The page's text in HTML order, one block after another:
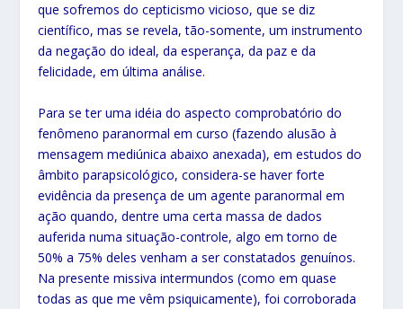
que sofremos do cepticismo vicioso, que se diz
científico, mas se revela, tão-somente, um instrumento
da negação do ideal, da esperança, da paz e da
felicidade, em última análise.
Para se ter uma idéia do aspecto comprobatório do
fenômeno paranormal em curso (fazendo alusão à
mensagem mediúnica abaixo anexada), em estudos do
âmbito parapsicológico, considera-se haver forte
evidência da presença de um agente paranormal em
ação quando, dentre uma certa massa de dados
auferida numa situação-controle, algo em torno de
50% a 75% deles venham a ser constatados genuínos.
Na presente missiva intermundos (como em quase
todas as que me vêm psiquicamente), foi corroborada